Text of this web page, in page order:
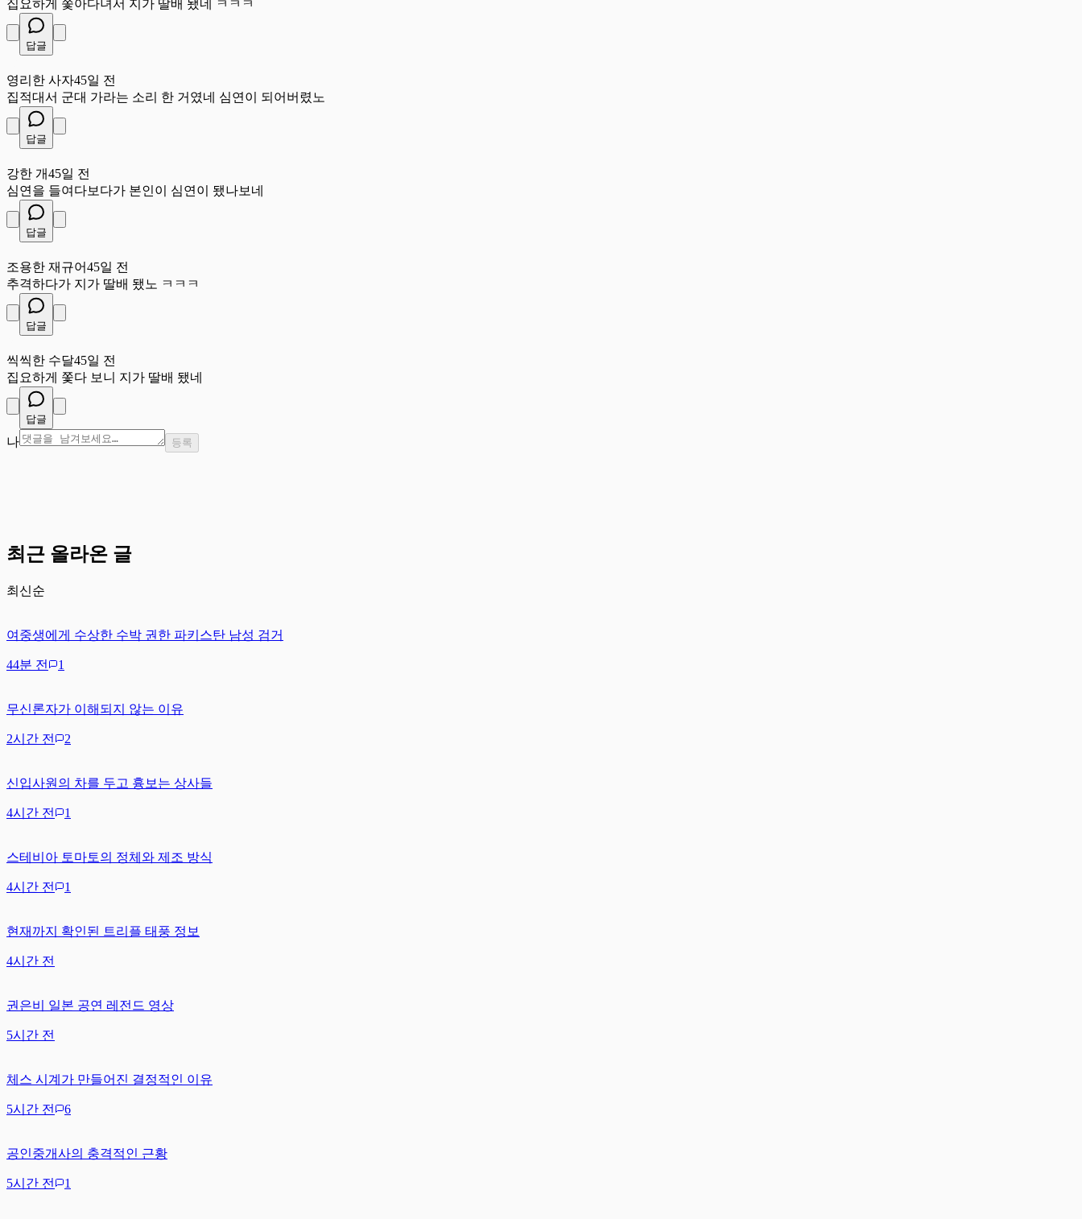
집요하게 쫓아다녀서 지가 딸배 됐네 ㅋㅋㅋ
답글
영리한 사자45일 전
집적대서 군대 가라는 소리 한 거였네 심연이 되어버렸노
답글
강한 개45일 전
심연을 들여다보다가 본인이 심연이 됐나보네
답글
조용한 재규어45일 전
추격하다가 지가 딸배 됐노 ㅋㅋㅋ
답글
씩씩한 수달45일 전
집요하게 쫓다 보니 지가 딸배 됐네
답글
나 등록
최근 올라온 글
최신순
여중생에게 수상한 수박 권한 파키스탄 남성 검거
44분 전 1
무신론자가 이해되지 않는 이유
2시간 전 2
신입사원의 차를 두고 흉보는 상사들
4시간 전 1
스테비아 토마토의 정체와 제조 방식
4시간 전 1
현재까지 확인된 트리플 태풍 정보
4시간 전
권은비 일본 공연 레전드 영상
5시간 전
체스 시계가 만들어진 결정적인 이유
5시간 전 6
공인중개사의 충격적인 근황
5시간 전 1